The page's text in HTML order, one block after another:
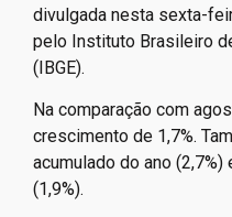
divulgada nesta sexta-
pelo Instituto Brasileiro
(IBGE).
Na comparação com
crescimento de 1,7%.
acumulado do ano
(1,9%).